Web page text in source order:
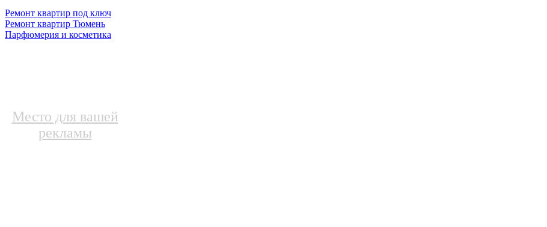
Ремонт квартир под ключ
Ремонт квартир Тюмень
Парфюмерия и косметика
Место для вашей
рекламы